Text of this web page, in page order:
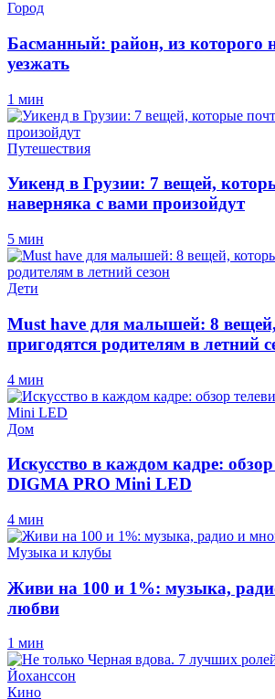
Город
Басманный: район, из которого
уезжать
1 мин
Путешествия
Уикенд в Грузии: 7 вещей,
наверняка с вами произойдут
5 мин
Дети
Must have для малышей: 8
пригодятся родителям в летний
4 мин
Дом
Искусство в каждом кадре: обзор
DIGMA PRO Mini LED
4 мин
Музыка и клубы
Живи на 100 и 1%: музыка,
любви
1 мин
Кино